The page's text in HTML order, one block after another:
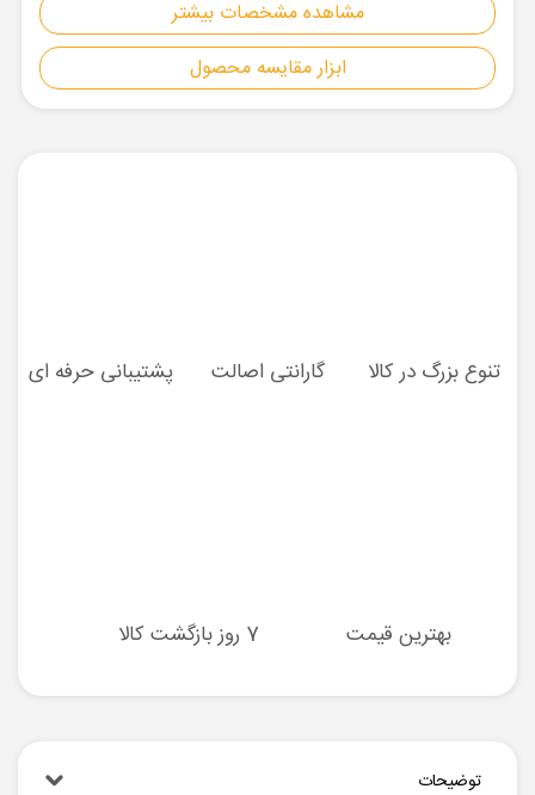
مشاهده مشخصات بیشتر
ابزار مقایسه محصول
تنوع بزرگ در کالا گارانتی اصالت پشتیبانی حرفه ای
بهترین قیمت 7 روز بازگشت کالا
توضیحات